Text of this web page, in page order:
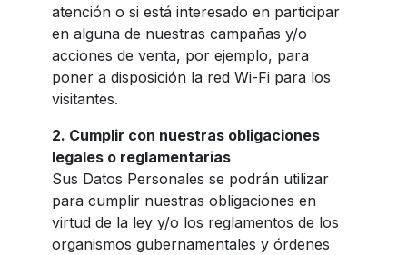
atención o si está interesado en participar
en alguna de nuestras campañas y/o
acciones de venta, por ejemplo, para
poner a disposición la red Wi-Fi para los
visitantes.
2. Cumplir con nuestras obligaciones
legales o reglamentarias
Sus Datos Personales se podrán utilizar
para cumplir nuestras obligaciones en
virtud de la ley y/o los reglamentos de los
organismos gubernamentales y órdenes